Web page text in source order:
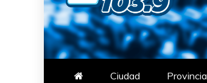
FM LATINA
NOTICIAS
Ciudad Provincia